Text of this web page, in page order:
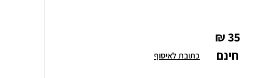
35 ₪
חינם כתובת לאיסוף